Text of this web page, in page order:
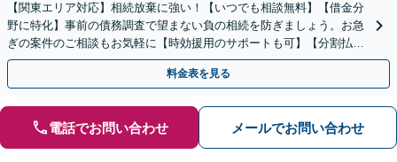
【関東エリア対応】相続放棄に強い！【いつでも相談無料】【借金分
野に特化】事前の債務調査で望まない負の相続を防ぎましょう。お急
ぎの案件のご相談もお気軽に【時効援用のサポートも可】【分割払い
利用可】【休日電話相談可能】
料金表を見る
電話でお問い合わせ メールでお問い合わせ